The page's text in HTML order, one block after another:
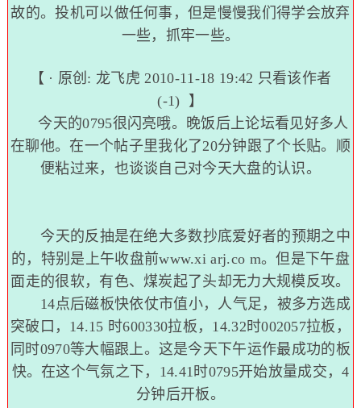
故的。投机可以做任何事，但是慢慢我们得学会放弃
一些，抓牢一些。
【 · 原创: 龙飞虎 2010-11-18 19:42 只看该作者
(-1) 】
今天的0795很闪亮哦。晚饭后上论坛看见好多人
在聊他。在一个帖子里我化了20分钟跟了个长贴。顺
便粘过来，也谈谈自己对今天大盘的认识。
今天的反抽是在绝大多数抄底爱好者的预期之中
的，特别是上午收盘前www.xi arj.co m。但是下午盘
面走的很软，有色、煤炭起了头却无力大规模反攻。
14点后磁板快依仗市值小，人气足，被多方选成
突破口，14.15 时600330拉板，14.32时002057拉板，
同时0970等大幅跟上。这是今天下午运作最成功的板
快。在这个气氛之下，14.41时0795开始放量成交，4
分钟后开板。